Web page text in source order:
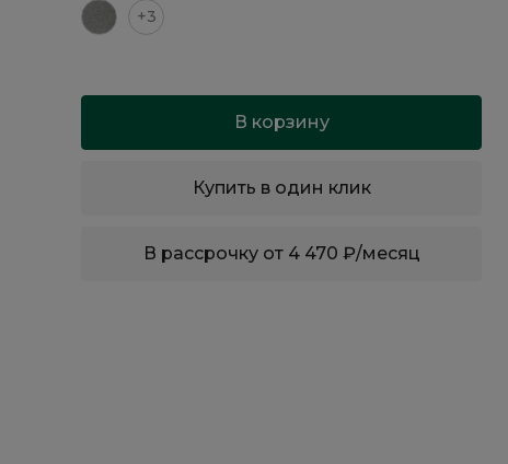
+3
В корзину
Купить в один клик
В рассрочку от 4 470 ₽/месяц